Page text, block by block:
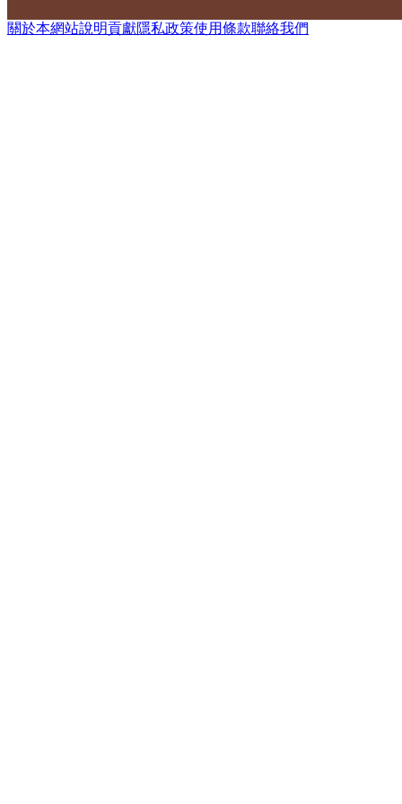
關於本網站說明貢獻隱私政策使用條款聯絡我們